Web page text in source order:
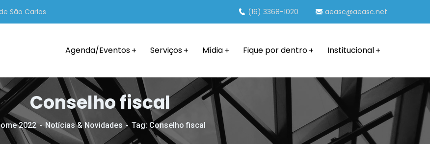
São Carlos (16) 3368-1020 aeasc@aeasc.net
Agenda/Eventos Serviços Mídia Fique por dentro Institucional
Conselho fiscal
2022 Notícias & Novidades Tag: Conselho fiscal